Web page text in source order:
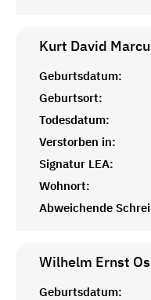
Kurt David
Geburtsdatum:
Geburtsort:
Todesdatum:
Verstorben in:
Signatur LEA:
Wohnort:
Abweichende
Wilhelm Ernst
Geburtsdatum: